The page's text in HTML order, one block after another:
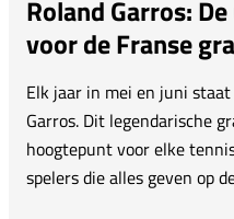
Roland Garros:
voor de Franse
Elk jaar in mei en juni
Garros. Dit legendarische
hoogtepunt voor elke
spelers die alles geven op